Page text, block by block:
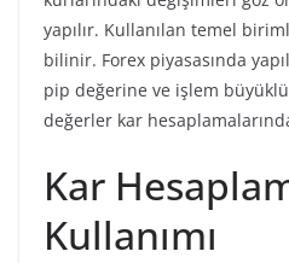
yapılır. Kullanılan temel
bilinir. Forex piyasasında
pip değerine ve işlem
değerler kar
Kar
Kullanımı